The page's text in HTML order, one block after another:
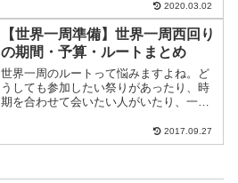
旅人に恐れられている南京虫。一度刺さ
れると6ヶ月くらい治らず、ずっと痒いっ
て噂をききます。僕が刺...
2020.03.02
【世界一周準備】世界一周西回り
の期間・予算・ルートまとめ
世界一周のルートって悩みますよね。ど
うしても参加したい祭りがあったり、時
期を合わせて会いたい人がいたり、一緒
実際僕が通ったルートを紹介しながら、
ルート設定を反省しながら振り返ってみ
2017.09.27